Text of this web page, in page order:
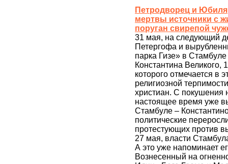
Петродворец и
мертвы источники с
поруган свирепой
31 мая, на следующий
Петергофа и
парка Гизе» в
Константина Великого,
которого отмечается в
религиозной
христиан. С покушения
настоящее время уже
Стамбуле –
политические
протестующих против
27 мая, власти
А это уже напоминает
Вознесенный на